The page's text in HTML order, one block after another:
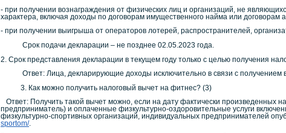
- при получении вознаграждения от физических лиц и организаций, не
характера, включая доходы по договорам имущественного найма или договорам
- при получении выигрыша от операторов лотерей, распространителей,
Срок подачи декларации – не позднее 02.05.2023 года.
2. Срок представления декларации в текущем году только с целью получения
Ответ: Лица, декларирующие доходы исключительно в связи с получением
3. Как можно получить налоговый вычет на фитнес? (3)
Ответ: Получить такой вычет можно, если на дату фактически произведенных
предприниматель) и оплаченные физкультурно-оздоровительные услуги
физкультурно-спортивных организаций, индивидуальных предпринимателей
sportom/.